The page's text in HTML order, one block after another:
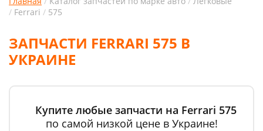
Ferrari
575
ЗАПЧАСТИ FERRARI 575 В
УКРАИНЕ
Купите любые запчасти на Ferrari 575
по самой низкой цене в Украине!